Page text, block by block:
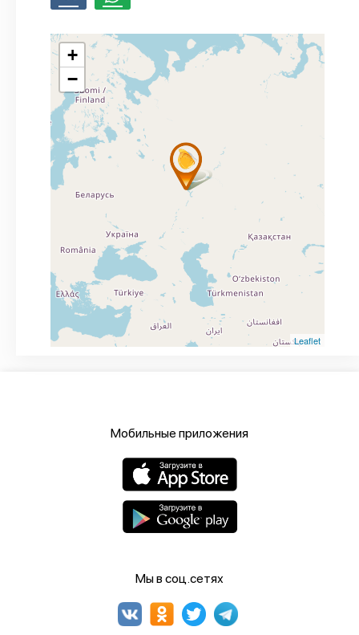
+
−
Leaflet
Мобильные приложения
Мы в соц.сетях